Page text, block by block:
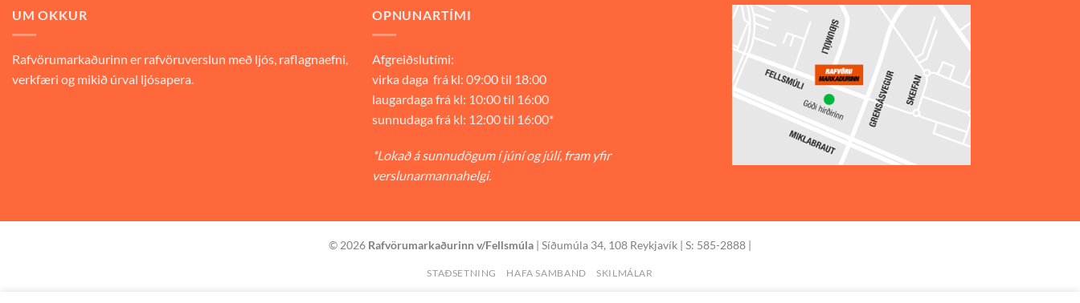
UM OKKUR
Rafvörumarkaðurinn er rafvöruverslun með ljós, raflagnaefni,
verkfæri og mikið úrval ljósapera.
OPNUNARTÍMI
Afgreiðslutími:
virka daga frá kl: 09:00 til 18:00
laugardaga frá kl: 10:00 til 16:00
sunnudaga frá kl: 12:00 til 16:00*
*Lokað á sunnudögum í júní og júlí, fram yfir
verslunarmannahelgi.
© 2026 Rafvörumarkaðurinn v/Fellsmúla | Síðumúla 34, 108 Reykjavík | S: 585-2888 |
STAÐSETNING HAFA SAMBAND SKILMÁLAR